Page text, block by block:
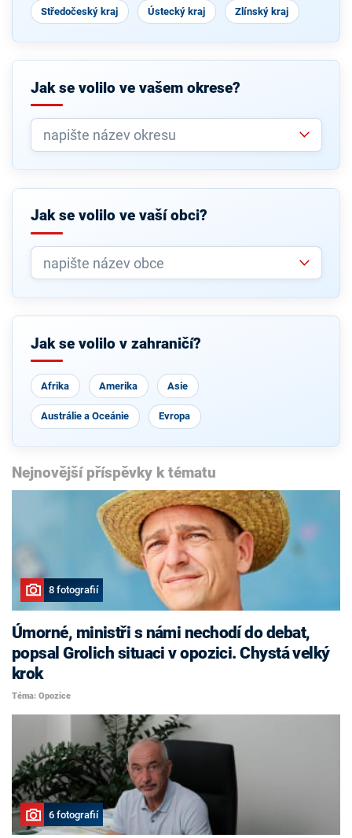
Středočeský kraj Ústecký kraj Zlínský kraj
Jak se volilo ve vašem okrese?
Jak se volilo ve vaší obci?
Jak se volilo v zahraničí?
Afrika Amerika Asie
Austrálie a Oceánie Evropa
Nejnovější příspěvky k tématu
8 fotografií
Úmorné, ministři s námi nechodí do debat,
popsal Grolich situaci v opozici. Chystá velký
krok
Téma: Opozice
6 fotografií